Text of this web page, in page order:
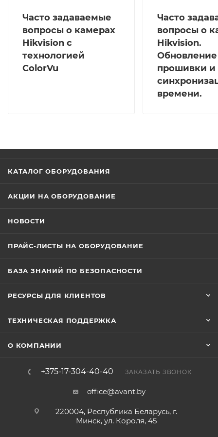
Часто задаваемые
вопросы о камерах
Hikvision с
технологией
ColorVu
Часто
вопросы о
Hikvision.
Обновление
прошивки и
времени.
КАТАЛОГ ОБОРУДОВАНИЯ
АКЦИИ НА ОБОРУДОВАНИЕ
НОВОСТИ
ПРАЙС-ЛИСТЫ НА ОБОРУДОВАНИЕ
БАЗА ЗНАНИЙ ПО БЕЗОПАСНОСТИ
РЕСУРСЫ ДЛЯ КЛИЕНТОВ
ТЕХНИЧЕСКАЯ ПОДДЕРЖКА
О КОМПАНИИ
+375-17-304-40-40 ЗАКАЗАТЬ ЗВОНОК
office@avant.by
220004, Республика Беларусь, г.
Минск, ул. Короля, 45